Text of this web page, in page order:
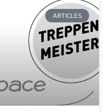
ARTICLES